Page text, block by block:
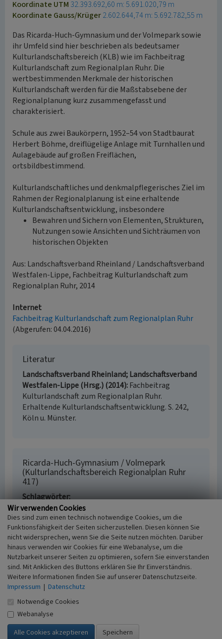
Koordinate UTM 32.393.692,60 m: 5.691.020,79 m
Koordinate Gauss/Krüger2.602.644,74 m: 5.692.782,55 m
Das Ricarda-Huch-Gymnasium und der Volmepark sowie
ihr Umfeld sind hier beschrieben als bedeutsamer
Kulturlandschaftsbereich (KLB) wie im Fachbeitrag
Kulturlandschaft zum Regionalplan Ruhr. Die
wertbestimmenden Merkmale der historischen
Kulturlandschaft werden für die Maßstabsebene der
Regionalplanung kurz zusammengefasst und
charakterisiert.
Schule aus zwei Baukörpern, 1952–54 von Stadtbaurat
Herbert Böhme, dreiflügelige Anlage mit Turnhallen und
Aulagebäude auf großen Freiflächen,
ortsbildbestimmend.
Kulturlandschaftliches und denkmalpflegerisches Ziel im
Rahmen der Regionalplanung ist eine erhaltende
Kulturlandschaftsentwicklung, insbesondere
Bewahren und Sichern von Elementen, Strukturen,
Nutzungen sowie Ansichten und Sichträumen von
historischen Objekten
Aus: Landschaftsverband Rheinland / Landschaftsverband
Westfalen-Lippe, Fachbeitrag Kulturlandschaft zum
Regionalplan Ruhr, 2014
Internet
Fachbeitrag Kulturlandschaft zum Regionalplan Ruhr
(Abgerufen: 04.04.2016)
Literatur
Landschaftsverband Rheinland; Landschaftsverband
Westfalen-Lippe (Hrsg.) (2014) Fachbeitrag
Kulturlandschaft zum Regionalplan Ruhr.
Erhaltende Kulturlandschaftsentwicklung. S. 242,
Köln u. Münster.
Ricarda-Huch-Gymnasium / Volmepark
(Kulturlandschaftsbereich Regionalplan Ruhr
417)
Schlagwörter
Kulturlandschaftsbereich
Schulgelände Park
Fachsicht(en)
Kulturlandschaftspflege, Archäologie,
Denkmalpflege, Landeskunde, Raumplanung
Erfassungsmaßstab
i.d.R. 1:25.000 (kleiner als 1:20.000)
Erfassungsmethode
kartierung, Archivauswertung
Historischer Zeitraum
Beginn 2012
Wir verwenden Cookies
Dies sind zum einen technisch notwendige Cookies, um die
Funktionsfähigkeit der Seiten sicherzustellen. Diesen können Sie
nicht widersprechen, wenn Sie die Seite nutzen möchten. Darüber
hinaus verwenden wir Cookies für eine Webanalyse, um die
Nutzbarkeit unserer Seiten zu optimieren, sofern Sie einverstanden
sind. Mit Anklicken des Buttons erklären Sie Ihr Einverständnis.
Weitere Informationen finden Sie auf unserer Datenschutzseite.
Impressum | Datenschutz
Notwendige Cookies
Webanalyse